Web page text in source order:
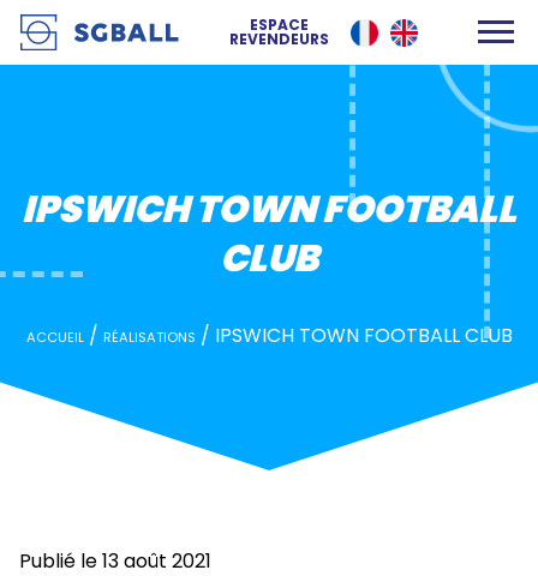
ESPACE
REVENDEURS
IPSWICH TOWN FOOTBALL CLUB
IPSWICH TOWN FOOTBALL
CLUB
ACCUEIL/ RÉALISATIONS / IPSWICH TOWN FOOTBALL CLUB
Publié le 13 août 2021